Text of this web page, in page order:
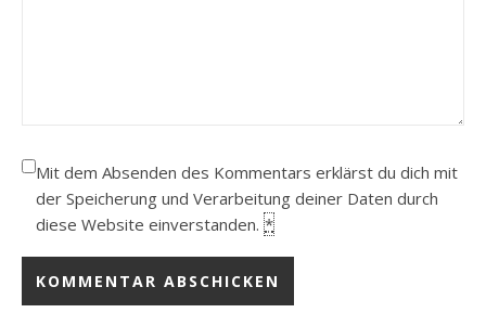
Mit dem Absenden des Kommentars erklärst du dich mit
der Speicherung und Verarbeitung deiner Daten durch
diese Website einverstanden. *